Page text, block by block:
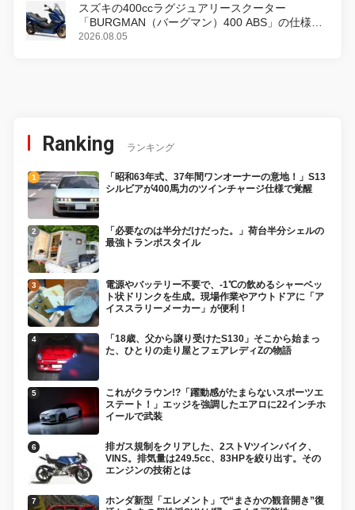
スズキの400ccラグジュアリースクーター
「BURGMAN（バーグマン）400 ABS」の仕様を
変更し、8月18日に発売
2026.08.05
Ranking ランキング
「昭和63年式、37年間ワンオーナーの意地！」S13
シルビアが400馬力のツインチャージ仕様で覚醒
「必要なのは半分だけだった。」荷台半分シェルの
最強トランポスタイル
電源やバッテリー不要で、-1℃の飲めるシャーベッ
ト状ドリンクを生成。現場作業やアウトドアに「ア
イススラリーメーカー」が便利！
「18歳、父から譲り受けたS130」そこから始まっ
た、ひとりの走り屋とフェアレディZの物語
これがクラウン!?「躍動感がたまらないスポーツエ
ステート！」エッジを強調したエアロに22インチホ
イールで武装
排ガス規制をクリアした、2ストVツインバイク、
VINS。排気量は249.5cc、83HPを絞り出す。その
エンジンの技術とは
ホンダ新型「エレメント」で“まさかの観音開き”復